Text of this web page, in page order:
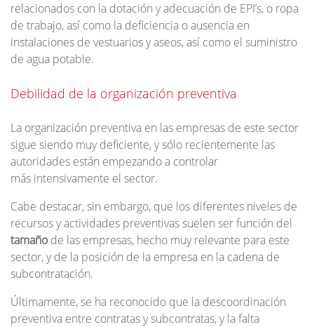
relacionados con la dotación y adecuación de EPI’s, o ropa
de trabajo, así como la deficiencia o ausencia en
instalaciones de vestuarios y aseos, así como el suministro
de agua potable.
Debilidad de la organización preventiva
La organización preventiva en las empresas de este sector
sigue siendo muy deficiente, y sólo recientemente las
autoridades están empezando a controlar
más intensivamente el sector.
Cabe destacar, sin embargo, que los diferentes niveles de
recursos y actividades preventivas suelen ser función del
tamaño de las empresas, hecho muy relevante para este
sector, y de la posición de la empresa en la cadena de
subcontratación.
Últimamente, se ha reconocido que la descoordinación
preventiva entre contratas y subcontratas, y la falta